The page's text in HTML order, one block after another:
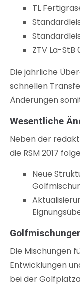
TL
ZTV La-StB
Die jährliche
schnellen
Änderungen
Wesentliche
Neben der
die RSM 2017
Neue
Die Mischungen
Entwicklungen
bei der